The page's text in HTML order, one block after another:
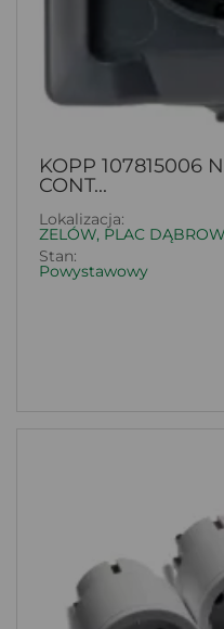
KOPP 107815006
CONT...
Lokalizacja:
ZELÓW, PLAC
Stan:
Powystawowy